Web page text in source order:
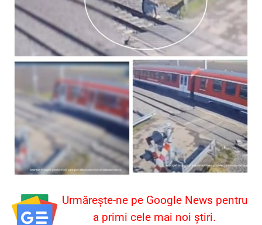
Urmărește-ne pe Google News pentru
a primi cele mai noi știri.